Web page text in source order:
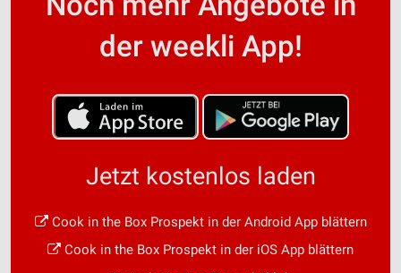
der weekli App!
Jetzt kostenlos laden
Cook in the Box Prospekt in der Android App blättern
Cook in the Box Prospekt in der iOS App blättern